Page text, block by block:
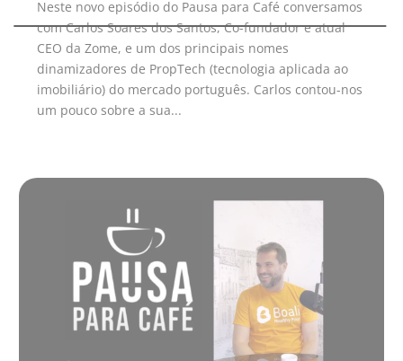
Neste novo episódio do Pausa para Café conversamos
com Carlos Soares dos Santos, Co-fundador e atual
CEO da Zome, e um dos principais nomes
dinamizadores de PropTech (tecnologia aplicada ao
imobiliário) do mercado português. Carlos contou-nos
um pouco sobre a sua...